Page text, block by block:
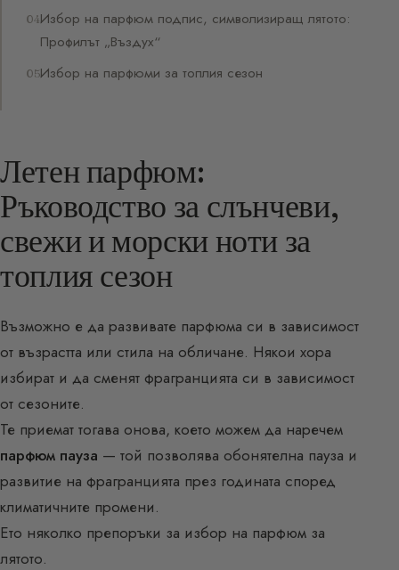
Избор на парфюм подпис, символизиращ лятото:
Профилът „Въздух“
Избор на парфюми за топлия сезон
Летен парфюм:
Ръководство за слънчеви,
свежи и морски ноти за
топлия сезон
Възможно е да развивате парфюма си в зависимост
от възрастта или стила на обличане. Някои хора
избират и да сменят фрагранцията си в зависимост
от сезоните.
Те приемат тогава онова, което можем да наречем
парфюм пауза — той позволява обонятелна пауза и
развитие на фрагранцията през годината според
климатичните промени.
Ето няколко препоръки за избор на парфюм за
лятото.